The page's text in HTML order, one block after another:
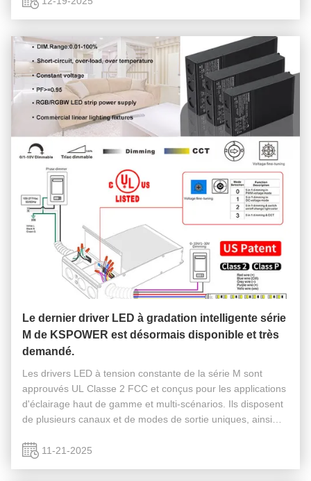
Le dernier driver LED à gradation intelligente série
M de KSPOWER est désormais disponible et très
demandé.
Les drivers LED à tension constante de la série M sont
approuvés UL Classe 2 FCC et conçus pour les applications
d'éclairage haut de gamme et multi-scénarios. Ils disposent
de plusieurs canaux et de modes de sortie uniques, ainsi
phase Triac. Ils ...
11-21-2025